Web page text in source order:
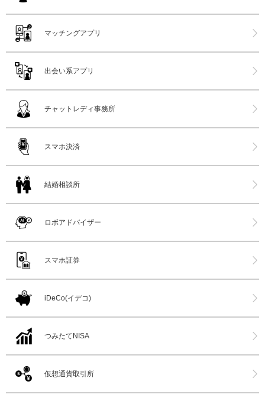
マッチングアプリ
出会い系アプリ
チャットレディ事務所
スマホ決済
結婚相談所
ロボアドバイザー
スマホ証券
iDeCo(イデコ)
つみたてNISA
仮想通貨取引所